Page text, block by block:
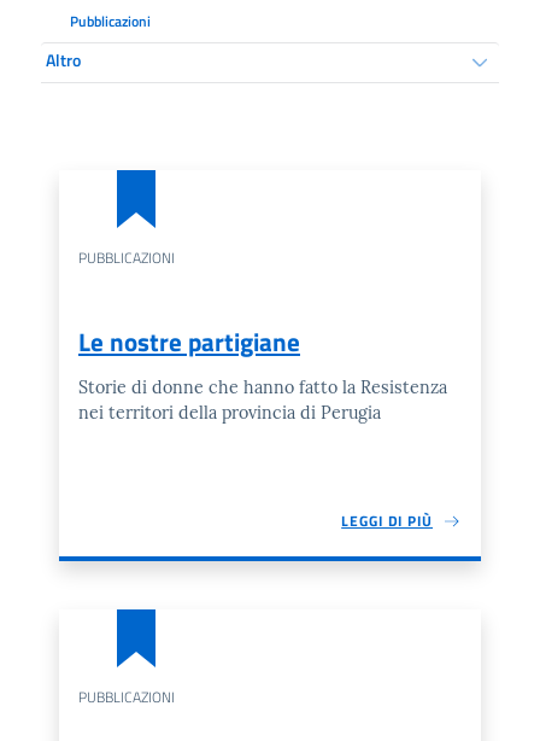
Pubblicazioni
Altro
PUBBLICAZIONI
Le nostre partigiane
Storie di donne che hanno fatto la Resistenza
nei territori della provincia di Perugia
LEGGI DI PIÙ
PUBBLICAZIONI